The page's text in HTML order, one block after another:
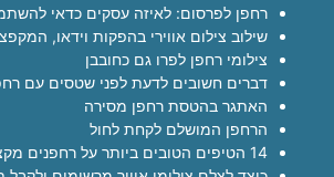
רחפן לפרסום: לאיזה עסקים כדאי
שילוב צילום אווירי בהפקות וידאו,
צילומי רחפן לפרו גם כחובבן
דברים חשובים לדעת לפני שטסים עם
האתגר בהטסת רחפן מסירה
הרחפן המושלם לקחת לחול
14 הטיפים הטובים ביותר על רחפנים מקצועיים וצילומי רחפן